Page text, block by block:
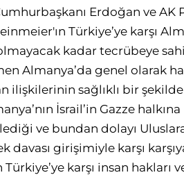
Erdoğan ve AK
Türkiye’ye karşı
kadar tecrübeye
Almanya’da genel olarak
ilişkilerinin sağlıklı bir
İsrail’in Gazze
ve bundan dolayı
davası girişimiyle karşı
karşı insan